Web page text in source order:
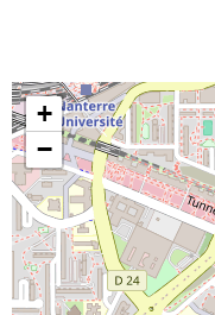
+
−